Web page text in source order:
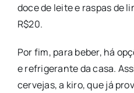
doce de leite e raspas de
R$20.
Por fim, para beber, há
e refrigerante da casa.
cervejas, a kiro, que já